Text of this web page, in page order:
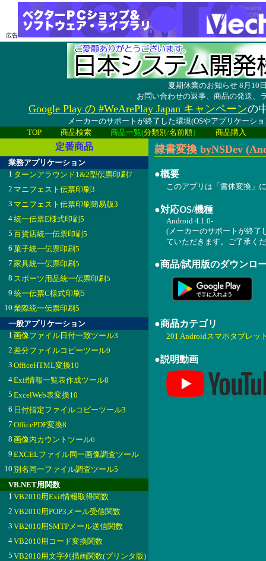
広告
夏期休業のお知らせ 8月10
お問い合わせの返事、商品の発送、
Google Play の #WeArePlay Japan キャンペーンの
メーカーのサポートが終了した環境(OSやアプリケーシ
TOP
商品検索 商品一覧(分類別 /名前順） 商品購入
定番商品
業務アプリケーション
1 ターンアラウンド1&2型伝票印刷7
2 マニフェスト伝票印刷3
3 マニフェスト伝票印刷簡易版3
4統一伝票E様式印刷5
5 百貨店統一伝票印刷5
6 菓子統一伝票印刷5
7 家具統一伝票印刷5
8 スポーツ用品統一伝票印刷5
9 統一伝票C様式印刷5
10 業際統一伝票印刷5
一般アプリケーション
1 画像ファイル日付一致ツール3
2 差分ファイルコピーツール9
3 OfficeHTML変換10
4Exif情報一覧表作成ツール8
5 ExcelWeb表変換10
6 日付指定ファイルコピーツール3
7 OfficePDF変換8
8 画像内カウントツール6
9 EXCELファイル同一画像調査ツール
10 別名同一ファイル調査ツール5
VB.NET用関数
1 VB2010用Exif情報取得関数
2 VB2010用POP3メール受信関数
3 VB2010用SMTPメール送信関数
4VB2010用コード変換関数
5 VB2010用文字列描画関数(プリンタ版)
隷書変換 byNSDev
●概要
このアプリは「書体変換」
●対応OS/機種
Android 4.1.0-
(メーカーのサポートが終了
ていただきます。ご了承く
●商品/試用版のダウンロ
●商品カテゴリ
201 Androidスマホタブレッ
●説明動画